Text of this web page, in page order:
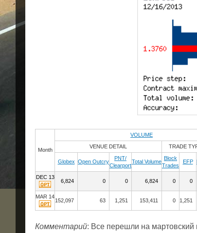
Month
VOLUME
VENUE DETAIL
TRADE
Globex Open Outcry
PNT/
Clearport
Total Volume
Block
Trades
EFP
DEC 13
6,824 0 0 6,824 0 0
MAR 14
152,097 63 1,251 153,411 0 1,251
Комментарий: Все перешли на мартовский